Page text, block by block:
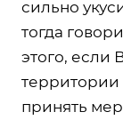
сильно
тогда
этого, если
территории
принять